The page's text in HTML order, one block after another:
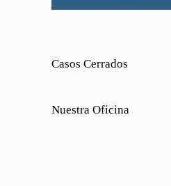
Casos Cerrados
Nuestra Oficina